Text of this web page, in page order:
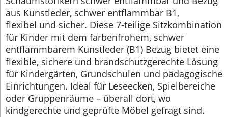
aus Kunstleder, schwer entflammbar B1,
flexibel und sicher. Diese 7-teilige Sitzkombination
für Kinder mit dem farbenfrohem, schwer
entflammbarem Kunstleder (B1) Bezug bietet eine
flexible, sichere und brandschutzgerechte Lösung
für Kindergärten, Grundschulen und pädagogische
Einrichtungen. Ideal für Leseecken, Spielbereiche
oder Gruppenräume – überall dort, wo
kindgerechte und geprüfte Möbel gefragt sind.